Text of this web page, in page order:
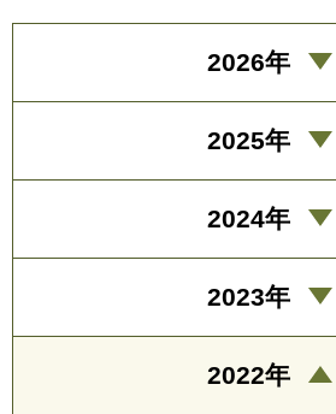
2026年
2025年
2024年
2023年
2022年